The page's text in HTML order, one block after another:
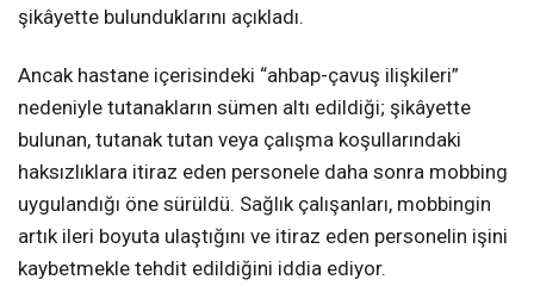
şikâyette bulunduklarını açıkladı.
Ancak hastane içerisindeki “ahbap-çavuş ilişkileri”
nedeniyle tutanakların sümen altı edildiği; şikâyette
bulunan, tutanak tutan veya çalışma koşullarındaki
haksızlıklara itiraz eden personele daha sonra mobbing
uygulandığı öne sürüldü. Sağlık çalışanları, mobbingin
artık ileri boyuta ulaştığını ve itiraz eden personelin işini
kaybetmekle tehdit edildiğini iddia ediyor.